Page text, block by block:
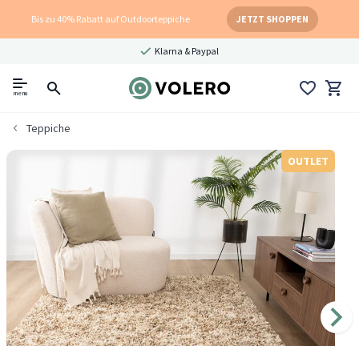
Bis zu 40% Rabatt auf Outdoorteppiche JETZT SHOPPEN
Klarna & Paypal
menu
Teppiche
OUTLET